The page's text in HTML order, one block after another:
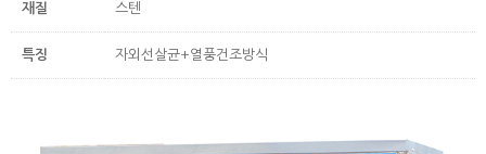
재질 스텐
특징 자외선살균+열풍건조방식